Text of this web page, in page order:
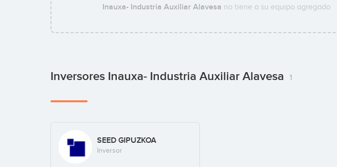
Inauxa- Industria Auxiliar Alavesa no tiene a su equipo agregado
Inversores Inauxa- Industria Auxiliar Alavesa 1
SEED GIPUZKOA
Inversor